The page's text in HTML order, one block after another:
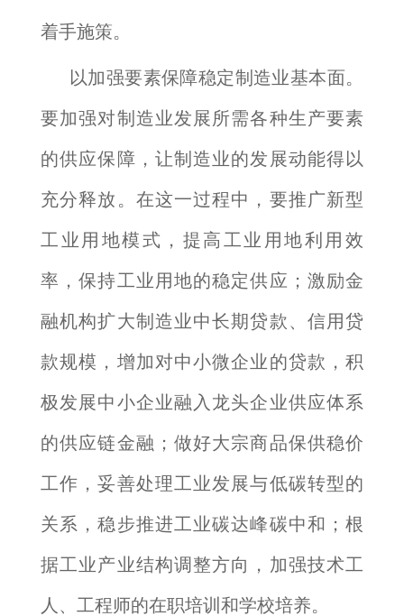
着手施策。
以加强要素保障稳定制造业基本面。
要加强对制造业发展所需各种生产要素
的供应保障，让制造业的发展动能得以
充分释放。在这一过程中，要推广新型
工业用地模式，提高工业用地利用效
率，保持工业用地的稳定供应；激励金
融机构扩大制造业中长期贷款、信用贷
款规模，增加对中小微企业的贷款，积
极发展中小企业融入龙头企业供应体系
的供应链金融；做好大宗商品保供稳价
工作，妥善处理工业发展与低碳转型的
关系，稳步推进工业碳达峰碳中和；根
据工业产业结构调整方向，加强技术工
人、工程师的在职培训和学校培养。